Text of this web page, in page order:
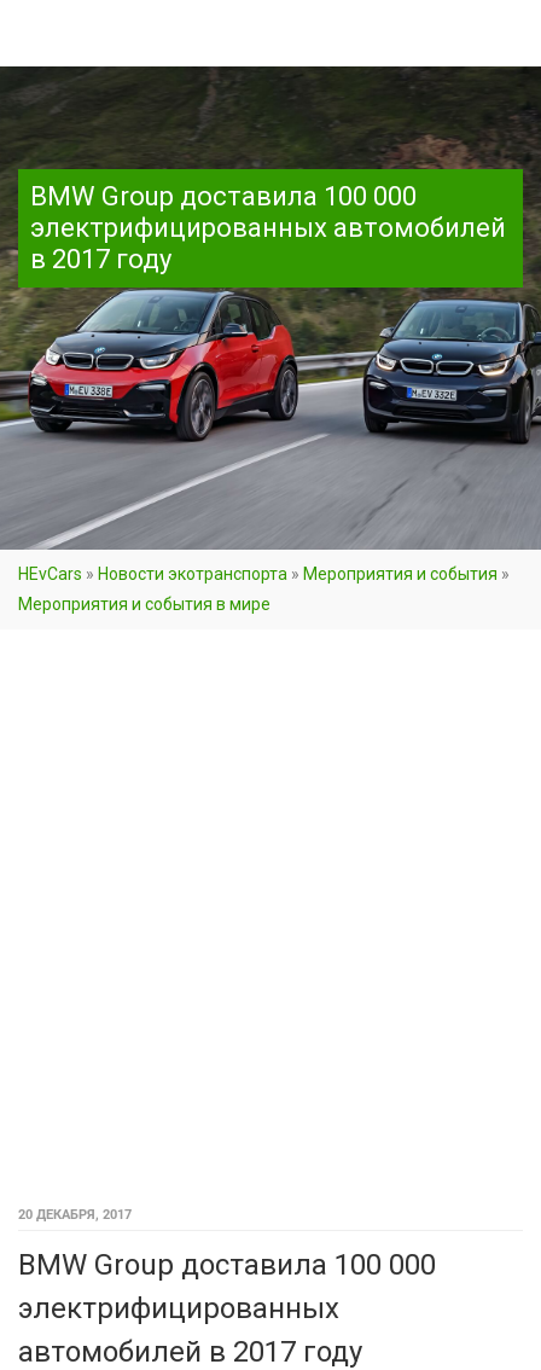
BMW Group доставила 100 000
электрифицированных автомобилей
в 2017 году
HEvCars » Новости экотранспорта » Мероприятия и события »
Мероприятия и события в мире
20 ДЕКАБРЯ, 2017
BMW Group доставила 100 000
электрифицированных
автомобилей в 2017 году